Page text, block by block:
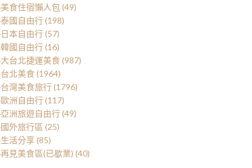
美食住宿懶人包 (49)
泰國自由行 (198)
日本自由行 (57)
韓國自由行 (16)
大台北捷運美食 (987)
台北美食 (1964)
台灣美食旅行 (1796)
歐洲自由行 (117)
亞洲旅遊自由行 (49)
國外旅行區 (25)
生活分享 (85)
再見美食區(已歇業) (40)